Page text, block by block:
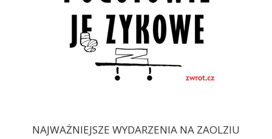
NAJWAŻNIEJSZE WYDARZENIA NA ZAOLZIU